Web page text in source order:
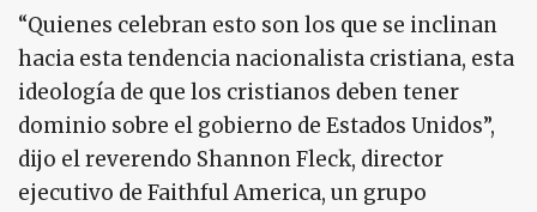
“Quienes celebran esto son los que se inclinan
hacia esta tendencia nacionalista cristiana, esta
ideología de que los cristianos deben tener
dominio sobre el gobierno de Estados Unidos”,
dijo el reverendo Shannon Fleck, director
ejecutivo de Faithful America, un grupo